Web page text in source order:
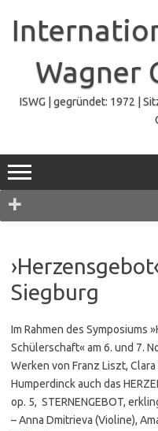
springen
Wagner
ISWG | gegründet: 1972 |
Siegburg
Im Rahmen des Symposiums
Schülerschaft« am 6. und 7.
Werken von Franz Liszt,
Humperdinck auch das
op. 5, STERNEN­GE­BOT,
– Anna Dmitrieva (Violine),